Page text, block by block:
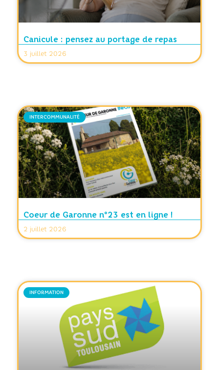
Canicule : pensez au portage de repas
3 juillet 2026
INTERCOMMUNALITÉ
Coeur de Garonne n°23 est en ligne !
2 juillet 2026
INFORMATION